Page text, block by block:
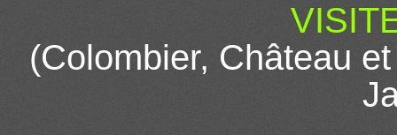
(Colombier, Château